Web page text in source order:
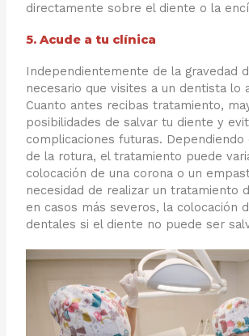
directamente sobre el diente o la
5. Acude a tu clínica
Independientemente de la gravedad
necesario que visites a un dentista lo
Cuanto antes recibas tratamiento,
posibilidades de salvar tu diente y
complicaciones futuras. Dependiendo
de la rotura, el tratamiento puede
colocación de una corona o un
necesidad de realizar un tratamiento
en casos más severos, la colocación
dentales si el diente no puede ser